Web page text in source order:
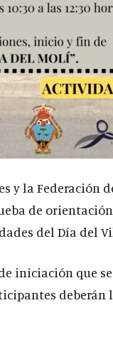
y la Federación
de
del Día del
iniciación que